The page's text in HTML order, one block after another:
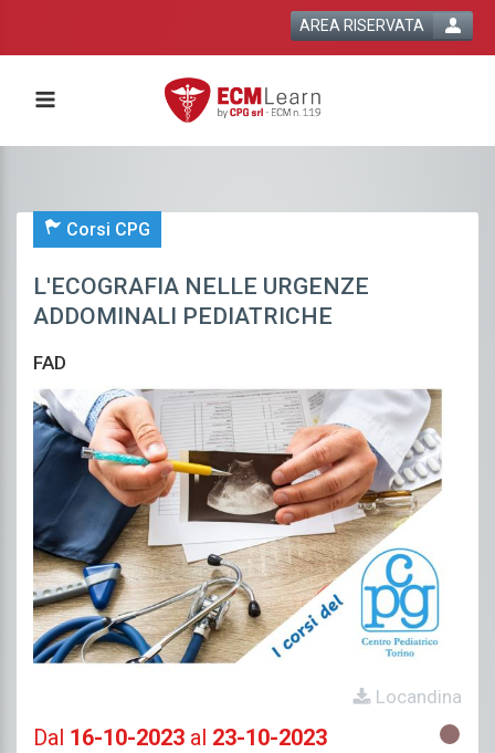
AREA RISERVATA
Corsi CPG
L'ECOGRAFIA NELLE URGENZE
ADDOMINALI PEDIATRICHE
FAD
Locandina
Dal 16-10-2023 al 23-10-2023